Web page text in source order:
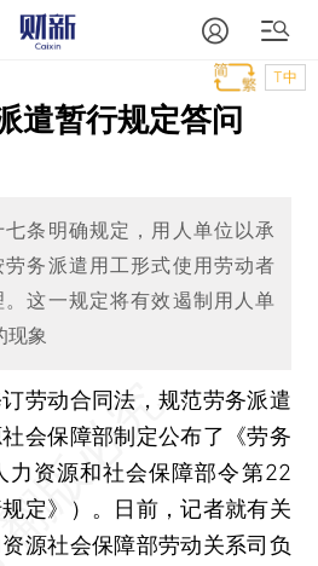
T中
遣暂行规定答问
七条明确规定，用人单位以承
务派遣用工形式使用劳动者
这一规定将有效遏制用人单
现象
动合同法，规范劳务派遣
会保障部制定公布了《劳务
力资源和社会保障部令第22
定》）。日前，记者就有关
源社会保障部劳动关系司负